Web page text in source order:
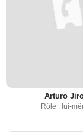
Arturo
Rôle : lui-